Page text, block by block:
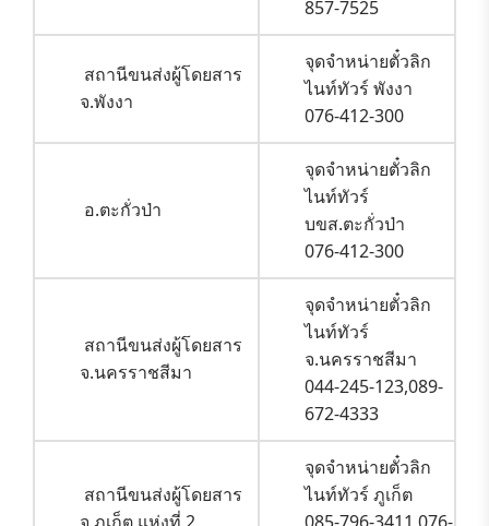
857-7525
สถานีขนส่งผู้โดยสาร
จ.พังงา
จุดจำหน่ายตั๋วลิก
ไนท์ทัวร์ พังงา
076-412-300
อ.ตะกั่วป่า
จุดจำหน่ายตั๋วลิก
ไนท์ทัวร์
บขส.ตะกั่วป่า
076-412-300
สถานีขนส่งผู้โดยสาร
จ.นครราชสีมา
จุดจำหน่ายตั๋วลิก
ไนท์ทัวร์
จ.นครราชสีมา
044-245-123,089-
672-4333
สถานีขนส่งผู้โดยสาร
จุดจำหน่ายตั๋วลิก
ไนท์ทัวร์ ภูเก็ต